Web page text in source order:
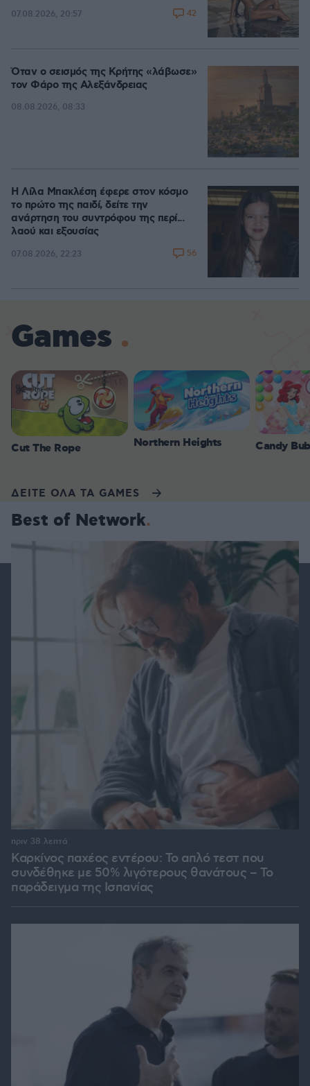
07.08.2026, 20:57 42
Όταν ο σεισμός της Κρήτης «λάβωσε»
τον Φάρο της Αλεξάνδρειας
08.08.2026, 08:33
Η Λίλα Μπακλέση έφερε στον κόσμο
το πρώτο της παιδί, δείτε την
ανάρτηση του συντρόφου της περί...
λαού και εξουσίας
07.08.2026, 22:23 56
Games
Cut The Rope Northern Heights Candy
ΔΕΙΤΕ ΟΛΑ ΤΑ GAMES
Best of Network
Καρκίνος παχέος εντέρου: Το απλό τεστ που
συνδέθηκε με 50% λιγότερους θανάτους – Το
παράδειγμα της Ισπανίας
πριν 38 λεπτά